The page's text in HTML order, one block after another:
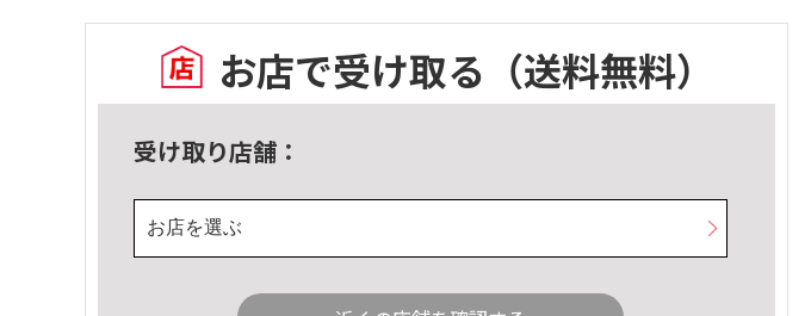
お店で受け取る （送料無料）
受け取り店舗：
お店を選ぶ